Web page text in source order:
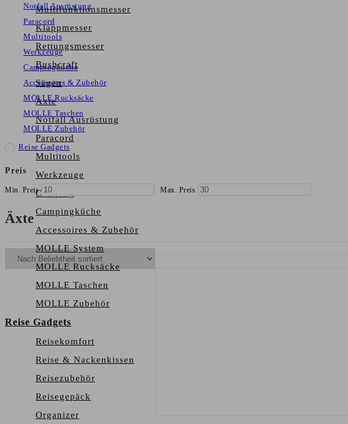
Multifunktionsmesser
Klappmesser
Rettungsmesser
Bushcraft
Sägen
Äxte
Notfall Ausrüstung
Paracord
Multitools
Werkzeuge
Camping
Campingküche
Accessoires & Zubehör
MOLLE System
MOLLE Rucksäcke
MOLLE Taschen
MOLLE Zubehör
Reise Gadgets
Reisekomfort
Reise & Nackenkissen
Reisezubehör
Reisegepäck
Organizer
Notfall Ausrüstung
Paracord
Multitools
Werkzeuge
Campingküche
Accessoires & Zubehör
MOLLE Rucksäcke
MOLLE Taschen
MOLLE Zubehör
Reise Gadgets
Preis
Min. Preis Max. Preis
Äxte